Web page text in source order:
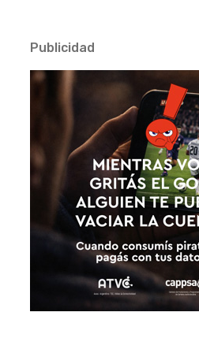
Publicidad